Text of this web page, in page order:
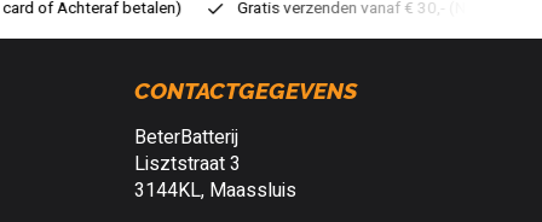
verzenden vanaf € 30,- (NL) Verzendkosten € 2,95 (NL)
CONTACTGEGEVENS
BeterBatterij
Lisztstraat 3
3144KL, Maassluis